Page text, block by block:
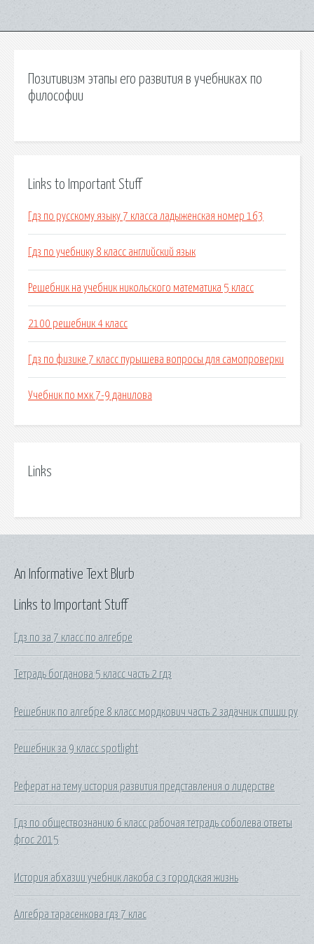
Позитивизм этапы его развития в учебниках по
философии
Links to Important Stuff
Гдз по русскому языку 7 класса ладыженская номер 163
Гдз по учебнику 8 класс английский язык
Решебник на учебник никольского математика 5 класс
2100 решебник 4 класс
Гдз по физике 7 класс пурышева вопросы для самопроверки
Учебник по мхк 7-9 данилова
Links
Links to Important Stuff
Гдз по за 7 класс по алгебре
Тетрадь богданова 5 класс часть 2 гдз
Решебник по алгебре 8 класс мордкович часть 2 задачник спиши ру
Решебник за 9 класс spotlight
Реферат на тему история развития представления о лидерстве
Гдз по обществознанию 6 класс рабочая тетрадь соболева ответы
фгос 2015
История абхазии учебник лакоба с.з городская жизнь
Алгебра тарасенкова гдз 7 клас
An Informative Text Blurb